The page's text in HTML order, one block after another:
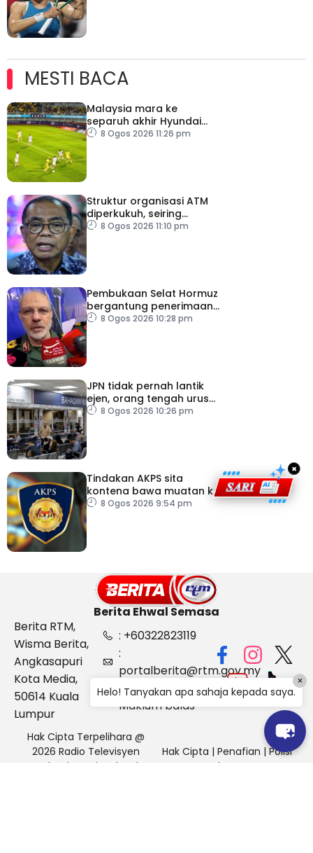
MESTI BACA
Malaysia mara ke
separuh akhir Hyundai
ASEAN Cup
8 Ogos 2026 11:26 pm
Struktur organisasi ATM
diperkukuh, seiring
pemodenan aset
8 Ogos 2026 11:10 pm
Pembukaan Selat Hormuz
bergantung penerimaan
AS – IRGC
8 Ogos 2026 10:28 pm
JPN tidak pernah lantik
ejen, orang tengah urus
dokumentasi
8 Ogos 2026 10:26 pm
Tindakan AKPS sita
kontena bawa muatan ke
Israel bukti ketegasan
8 Ogos 2026 9:54 pm
×
Berita Ehwal Semasa
Berita RTM,
Wisma Berita,
Angkasapuri
Kota Media,
50614 Kuala
Lumpur
: +60322823119
:
portalberita@rtm.gov.my
: Aduan &
Maklum balas
Hak Cipta Terpelihara @
2026 Radio Televisyen
Malaysia, Berita Ehwal
Hak Cipta | Penafian | Polisi
Keselamatan
Helo! Tanyakan apa sahaja kepada saya.
×